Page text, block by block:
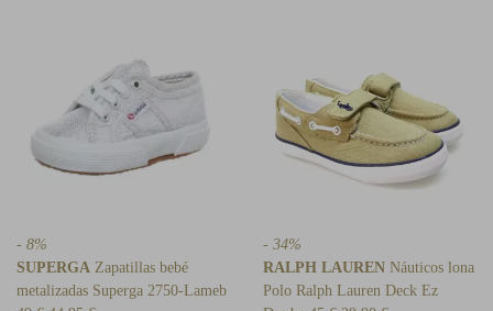
- 8%
SUPERGA Zapatillas bebé
metalizadas Superga 2750-Lameb
- 34%
RALPH LAUREN Náuticos lona
Polo Ralph Lauren Deck Ez